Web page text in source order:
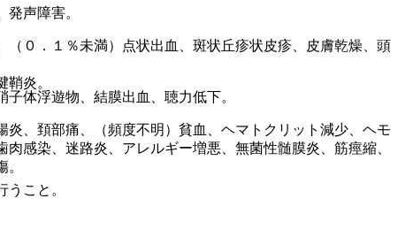
声障害。
０．１％未満）点状出血、斑状丘疹状皮疹、皮膚乾燥、頭
体浮遊物、結膜出血、聴力低下。
、頚部痛、（頻度不明）貧血、ヘマトクリット減少、ヘモ
感染、迷路炎、アレルギー増悪、無菌性髄膜炎、筋痙縮、
炎。
こと。